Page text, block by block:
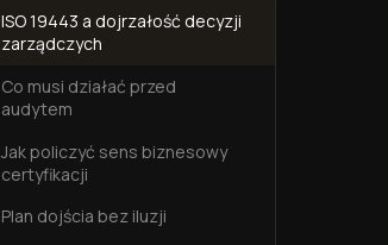
ISO 19443 a dojrzałość decyzji
zarządczych
Co musi działać przed
audytem
Jak policzyć sens biznesowy
certyfikacji
Plan dojścia bez iluzji